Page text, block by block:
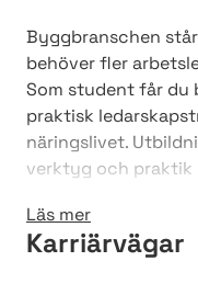
Byggbranschen
behöver fler
Som student får du
praktisk
näringslivet.
verktyg och praktik
byggprojekt.
Läs mer
Karriärvägar